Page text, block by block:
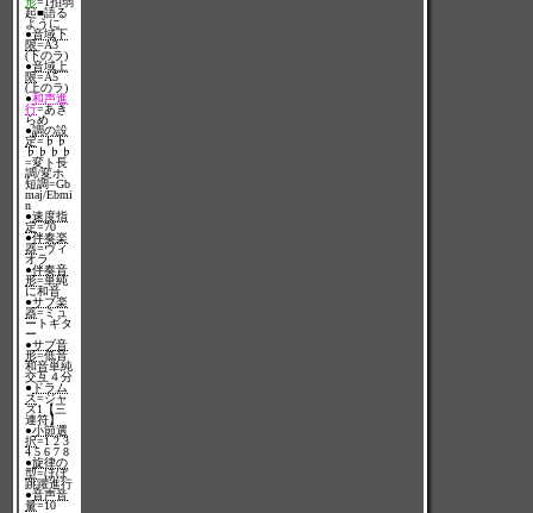
起■語る
ように
●音域下
限=A3
(下のラ)
●音域上
限=A5
(上のラ)
●和声進
行=あき
らめ
●調の設
定=♭♭
♭♭♭♭
=変ト長
調/変ホ
短調=Gb
maj/Ebmi
n
●速度指
定=70
●伴奏楽
器=ヴィ
オラ
●伴奏音
形=単純
に和音
●サブ楽
器=ミュ
ートギタ
ー
●サブ音
形=低音
和音単純
交互４分
●ドラム
ス=ジャ
ズ1【三
連符】
●小節選
択=1 2 3
4 5 6 7 8
●旋律の
型=ほぼ
跳躍進行
●音声音
量=10